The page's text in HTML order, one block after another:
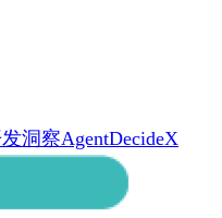
洞察AgentDecideX